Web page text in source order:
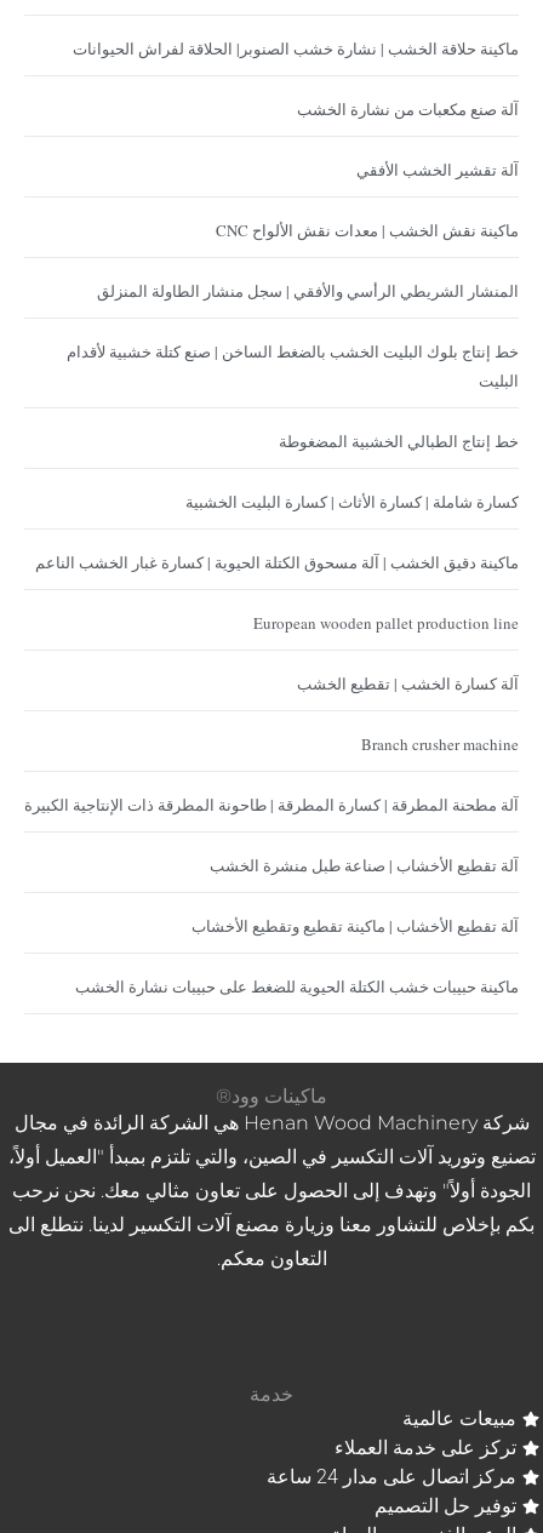
ماكينة حلاقة الخشب | نشارة خشب الصنوبر| الحلاقة لفراش الحيوانات
آلة صنع مكعبات من نشارة الخشب
آلة تقشير الخشب الأفقي
ماكينة نقش الخشب | معدات نقش الألواح CNC
المنشار الشريطي الرأسي والأفقي | سجل منشار الطاولة المنزلق
خط إنتاج بلوك البليت الخشب بالضغط الساخن | صنع كتلة خشبية لأقدام
البليت
خط إنتاج الطبالي الخشبية المضغوطة
كسارة شاملة | كسارة الأثاث | كسارة البليت الخشبية
ماكينة دقيق الخشب | آلة مسحوق الكتلة الحيوية | كسارة غبار الخشب الناعم
European wooden pallet production line
آلة كسارة الخشب | تقطيع الخشب
Branch crusher machine
آلة مطحنة المطرقة | كسارة المطرقة | طاحونة المطرقة ذات الإنتاجية الكبيرة
آلة تقطيع الأخشاب | صناعة طبل منشرة الخشب
آلة تقطيع الأخشاب | ماكينة تقطيع وتقطيع الأخشاب
ماكينة حبيبات خشب الكتلة الحيوية للضغط على حبيبات نشارة الخشب
ماكينات وود®
شركة Henan Wood Machinery هي الشركة الرائدة في مجال
تصنيع وتوريد آلات التكسير في الصين، والتي تلتزم بمبدأ "العميل أولاً،
الجودة أولاً" وتهدف إلى الحصول على تعاون مثالي معك. نحن نرحب
بكم بإخلاص للتشاور معنا وزيارة مصنع آلات التكسير لدينا. نتطلع الى
التعاون معكم.
خدمة
مبيعات عالمية
تركز على خدمة العملاء
مركز اتصال على مدار 24 ساعة
توفير حل التصميم